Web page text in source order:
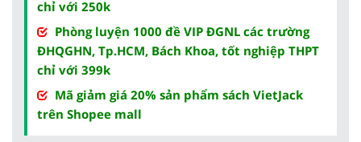
chỉ với 250k
Phòng luyện 1000 đề VIP ĐGNL các trường
ĐHQGHN, Tp.HCM, Bách Khoa, tốt nghiệp THPT
chỉ với 399k
Mã giảm giá 20% sản phẩm sách VietJack
trên Shopee mall